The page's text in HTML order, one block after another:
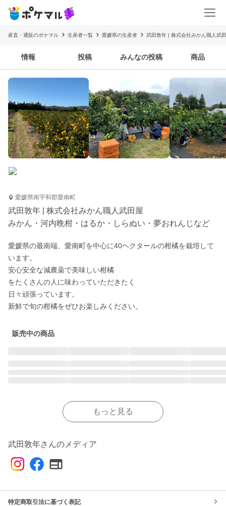
産直・通販のポケマル 生産者一覧 愛媛県の生産者 武田敦年 | 株式会社みかん職人武
情報 投稿 みんなの投稿 商品
愛媛県南宇和郡愛南町
武田敦年 | 株式会社みかん職人武田屋
みかん・河内晩柑・はるか・しらぬい・夢おれんじなど
愛媛県の最南端、愛南町を中心に40ヘクタールの柑橘を栽培して
います。
安心安全な減農薬で美味しい柑橘
をたくさんの人に味わっていただきたく
日々頑張っています。
新鮮で旬の柑橘をぜひお楽しみください。
販売中の商品
もっと見る
武田敦年さんのメディア
特定商取引法に基づく表記